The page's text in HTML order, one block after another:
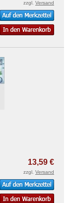
zzgl. Versand
13,59 €
zzgl. Versand